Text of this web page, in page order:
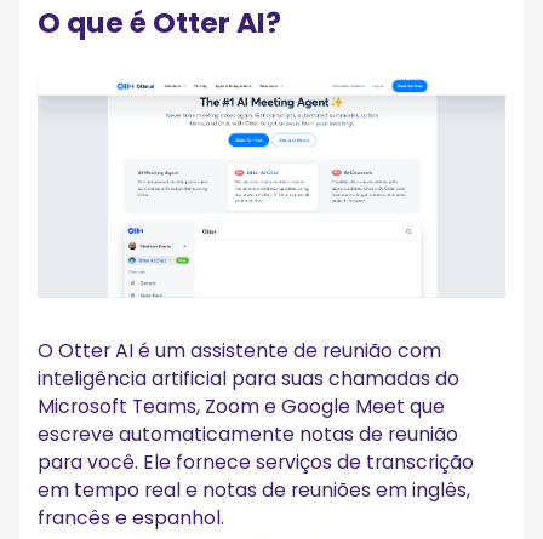
O que é Otter AI?
O Otter AI é um assistente de reunião com
inteligência artificial para suas chamadas do
Microsoft Teams, Zoom e Google Meet que
escreve automaticamente notas de reunião
para você. Ele fornece serviços de transcrição
em tempo real e notas de reuniões em inglês,
francês e espanhol.